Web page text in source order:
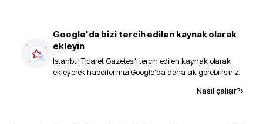
Google'da bizi tercih edilen kaynak olarak
ekleyin
İstanbul Ticaret Gazetesi'i tercih edilen kaynak olarak
ekleyerek haberlerimizi Google'da daha sık görebilirsiniz.
Nasıl çalışır?›